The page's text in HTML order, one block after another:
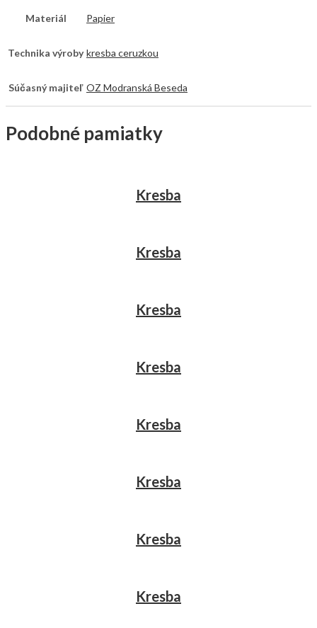
Materiál Papier
Technika výroby kresba ceruzkou
Súčasný majiteľ OZ Modranská Beseda
Podobné pamiatky
Kresba
Kresba
Kresba
Kresba
Kresba
Kresba
Kresba
Kresba